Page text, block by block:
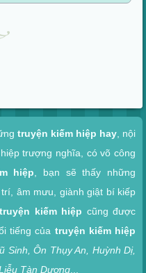
truyện kiếm hiệp hay, nội
trượng nghĩa, có võ công
hiệp , bạn sẽ thấy những
âm mưu, giành giật bí kiếp
truyện kiếm hiệp cũng được
tiếng của truyện kiếm hiệp
Sinh, Ôn Thụy An, Huỳnh Dị,
Tàn Dương